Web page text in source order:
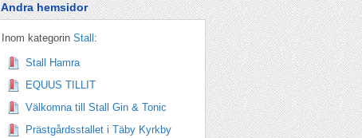
Andra hemsidor
Inom kategorin Stall :
Stall Hamra
EQUUS TILLIT
Välkomna till Stall Gin & Tonic
Prästgårdsstallet i Täby Kyrkby